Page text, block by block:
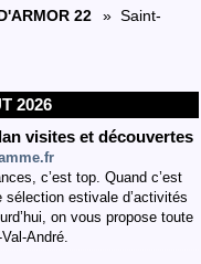
22
» Saint-
2026
visites et découvertes
c’est top. Quand c’est
sélection estivale d’activités
on vous propose toute
André.